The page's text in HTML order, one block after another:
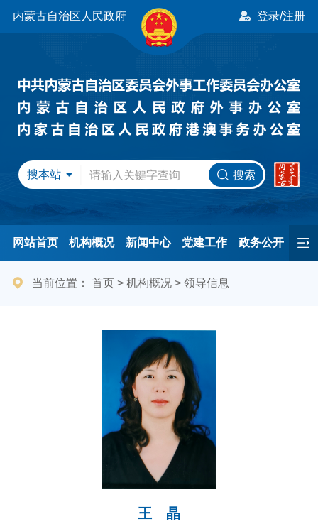
内蒙古自治区人民政府 登录/注册
搜本站 搜索
网站首页 机构概况 新闻中心 党建工作 政务公开
办事服务 民间友好 港澳事务 互动交流
当前位置： 首页> 机构概况> 领导信息
王 晶